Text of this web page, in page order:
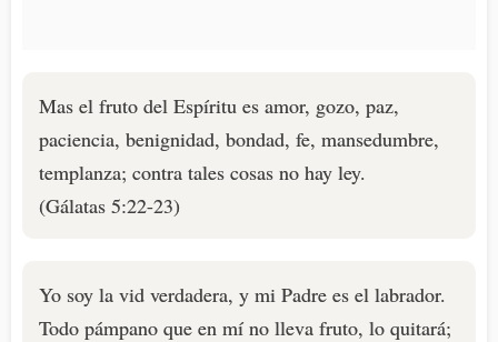
Mas el fruto del Espíritu es amor, gozo, paz,
paciencia, benignidad, bondad, fe, mansedumbre,
templanza; contra tales cosas no hay ley.
(Gálatas 5:22-23)
Yo soy la vid verdadera, y mi Padre es el labrador.
Todo pámpano que en mí no lleva fruto, lo quitará;